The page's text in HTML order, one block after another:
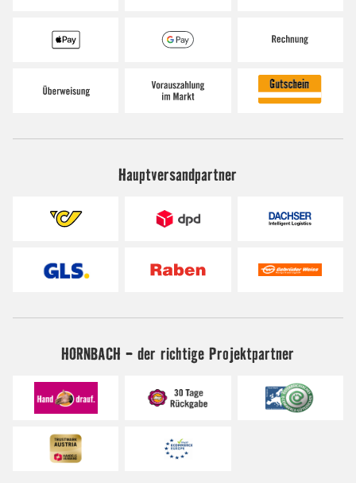
Hauptversandpartner
HORNBACH - der richtige Projektpartner